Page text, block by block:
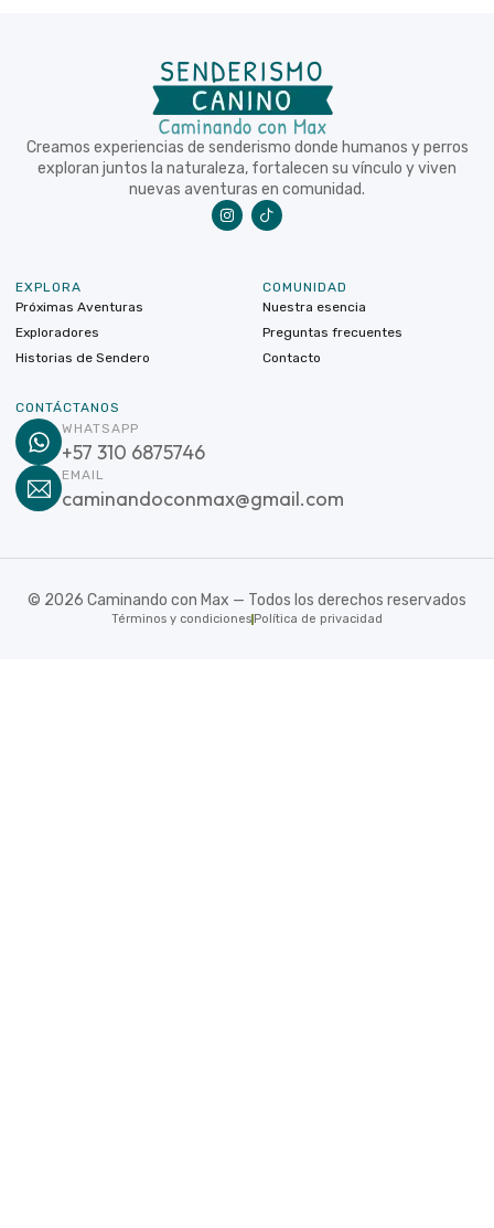
Creamos experiencias de senderismo donde humanos y perros
exploran juntos la naturaleza, fortalecen su vínculo y viven
nuevas aventuras en comunidad.
EXPLORA
Próximas Aventuras
Exploradores
Historias de Sendero
COMUNIDAD
Nuestra esencia
Preguntas frecuentes
Contacto
CONTÁCTANOS
WHATSAPP
+57 310 6875746
EMAIL
caminandoconmax@gmail.com
© 2026 Caminando con Max — Todos los derechos reservados
Términos y condiciones Política de privacidad